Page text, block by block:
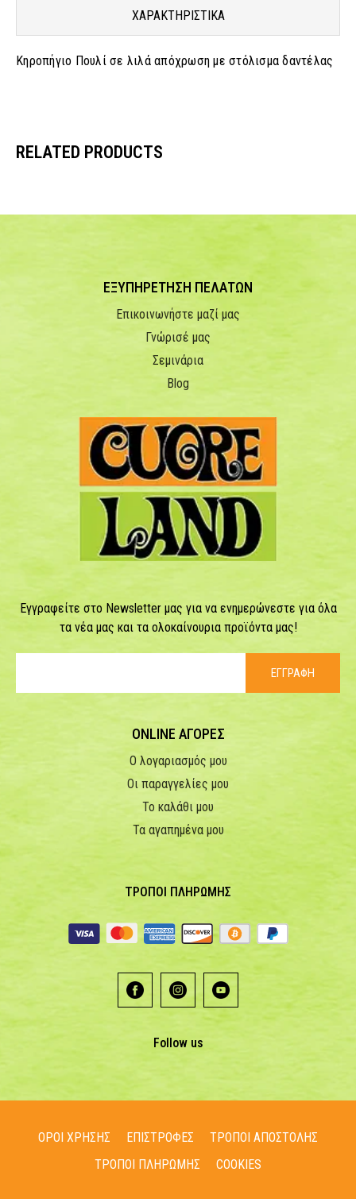
ΧΑΡΑΚΤΗΡΙΣΤΙΚΑ
Κηροπήγιο Πουλί σε λιλά απόχρωση με στόλισμα δαντέλας
RELATED PRODUCTS
ΕΞΥΠΗΡΕΤΗΣΗ ΠΕΛΑΤΩΝ
Επικοινωνήστε μαζί μας
Γνώρισέ μας
Σεμινάρια
Blog
Εγγραφείτε στο Newsletter μας για να ενημερώνεστε για όλα
τα νέα μας και τα ολοκαίνουρια προϊόντα μας!
ΕΓΓΡΑΦΗ
ONLINE ΑΓΟΡΕΣ
Ο λογαριασμός μου
Οι παραγγελίες μου
Το καλάθι μου
Τα αγαπημένα μου
ΤΡΟΠΟΙ ΠΛΗΡΩΜΗΣ
Follow us
ΟΡΟΙ ΧΡΗΣΗΣ ΕΠΙΣΤΡΟΦΕΣ
ΤΡΟΠΟΙ ΑΠΟΣΤΟΛΗΣ
ΤΡΟΠΟΙ ΠΛΗΡΩΜΗΣ
COOKIES